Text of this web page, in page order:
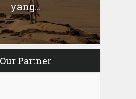
yang...
Our Partner